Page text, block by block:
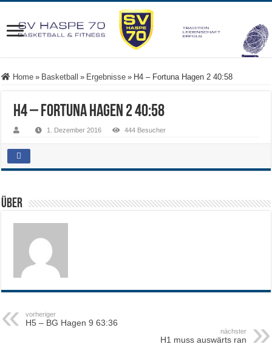
Home » Basketball » Ergebnisse » H4 – Fortuna Hagen 2 40:58
H4 – Fortuna Hagen 2 40:58
1. Dezember 2016 444 Besucher
Über
vorheriger
H5 – BG Hagen 9 63:36
nächster
H1 muss auswärts ran